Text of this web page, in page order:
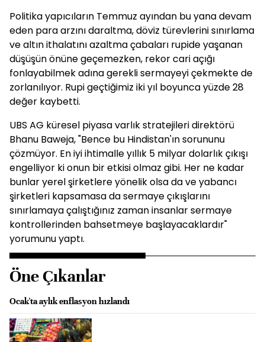
Politika yapıcıların Temmuz ayından bu yana devam
eden para arzını daraltma, döviz türevlerini sınırlama
ve altın ithalatını azaltma çabaları rupide yaşanan
düşüşün önüne geçemezken, rekor cari açığı
fonlayabilmek adına gerekli sermayeyi çekmekte de
zorlanılıyor. Rupi geçtiğimiz iki yıl boyunca yüzde 28
değer kaybetti.
UBS AG küresel piyasa varlık stratejileri direktörü
Bhanu Baweja, "Bence bu Hindistan'ın sorununu
çözmüyor. En iyi ihtimalle yıllık 5 milyar dolarlık çıkışı
engelliyor ki onun bir etkisi olmaz gibi. Her ne kadar
bunlar yerel şirketlere yönelik olsa da ve yabancı
şirketleri kapsamasa da sermaye çıkışlarını
sınırlamaya çalıştığınız zaman insanlar sermaye
kontrollerinden bahsetmeye başlayacaklardır"
yorumunu yaptı.
Öne Çıkanlar
Ocak'ta aylık enflasyon hızlandı